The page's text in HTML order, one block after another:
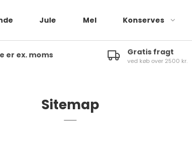
Jule Mel Konserves
er ex. moms Gratis fragt
ved køb over 2500 kr.
Sitemap